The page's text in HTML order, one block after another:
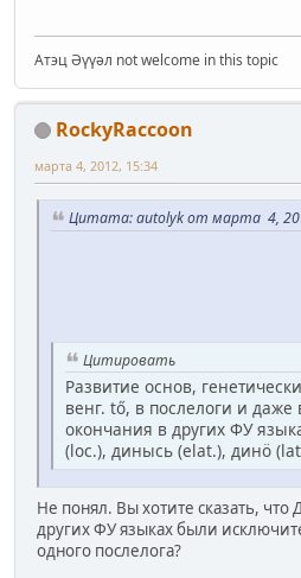
Атэц Әүүәл not welcome in this topic
RockyRaccoon
марта 4, 2012, 15:34
Цитата: autolyk от марта 4,
Цитировать
Развитие основ,
венг. tő, в послелоги и
окончания в других ФУ
(loc.), динысь (elat.), динö
Не понял. Вы хотите сказать,
других ФУ языках были
одного послелога?